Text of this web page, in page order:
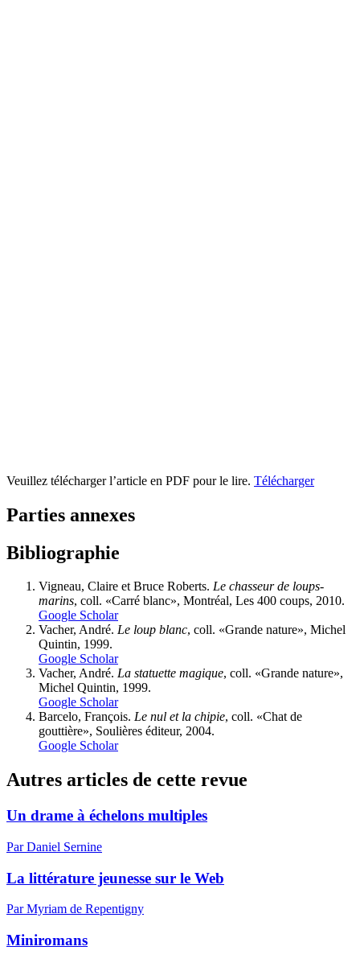
Veuillez télécharger l’article en PDF pour le lire. Télécharger
Parties annexes
Bibliographie
Vigneau, Claire et Bruce Roberts. Le chasseur de loups-
marins, coll. «Carré blanc», Montréal, Les 400 coups, 2010.
Google Scholar
Vacher, André. Le loup blanc, coll. «Grande nature», Michel
Quintin, 1999.
Google Scholar
Vacher, André. La statuette magique, coll. «Grande nature»,
Michel Quintin, 1999.
Google Scholar
Barcelo, François. Le nul et la chipie, coll. «Chat de
gouttière», Soulières éditeur, 2004.
Google Scholar
Autres articles de cette revue
Un drame à échelons multiples
Par Daniel Sernine
La littérature jeunesse sur le Web
Par Myriam de Repentigny
Miniromans